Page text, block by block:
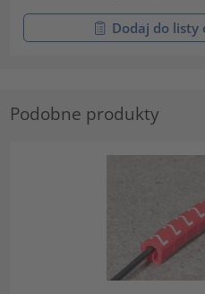
Dodaj do listy
Podobne produkty